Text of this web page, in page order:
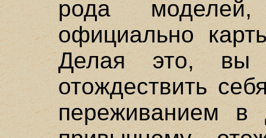
рода
официально
Делая это, вы
отождествить
переживанием в